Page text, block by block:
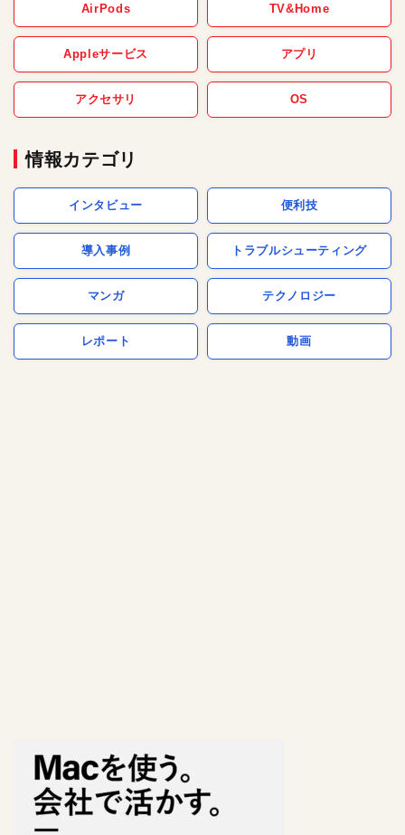
AirPods TV&Home
Appleサービス アプリ
アクセサリ OS
情報カテゴリ
インタビュー 便利技
導入事例 トラブルシューティング
マンガ テクノロジー
レポート 動画